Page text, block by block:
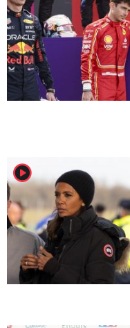
player2